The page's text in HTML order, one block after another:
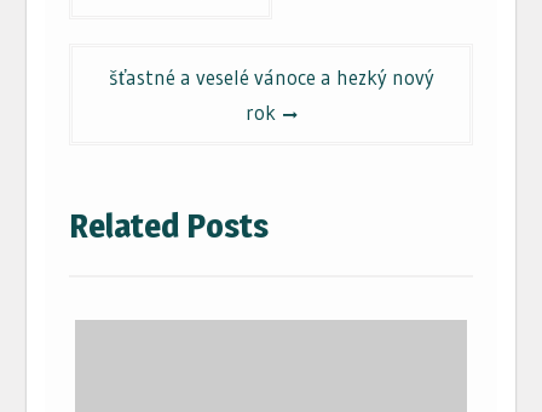
šťastné a veselé vánoce a hezký nový
rok
Related Posts